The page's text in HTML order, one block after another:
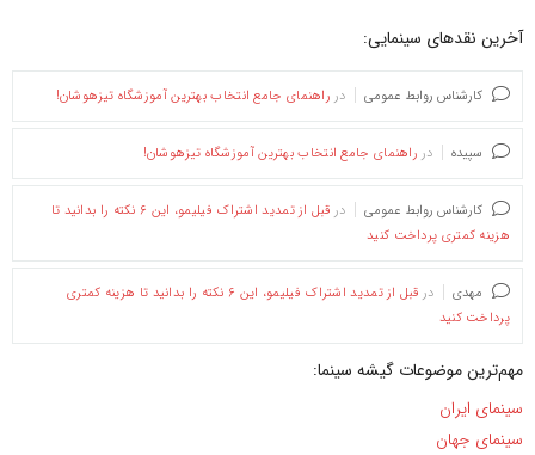
آخرین نقدهای سینمایی:
کارشناس روابط عمومی در راهنمای جامع انتخاب بهترین آموزشگاه تیزهوشان!
سپیده در راهنمای جامع انتخاب بهترین آموزشگاه تیزهوشان!
کارشناس روابط عمومی در
قبل از تمدید اشتراک فیلیمو، این ۶ نکته را بدانید تا
هزینه کمتری پرداخت کنید
مهدی در
قبل از تمدید اشتراک فیلیمو، این ۶ نکته را بدانید تا هزینه کمتری
پرداخت کنید
مهم‌ترین موضوعات گیشه سینما:
سینمای ایران
سینمای جهان